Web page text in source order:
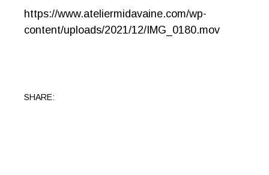
https://www.ateliermidavaine.com/wp-
content/uploads/2021/12/IMG_0180.mov
SHARE: